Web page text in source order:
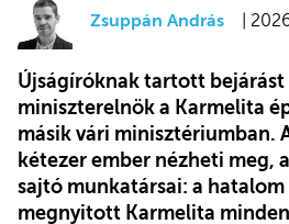
Zsuppán András |
Újságíróknak tartott bejárást
miniszterelnök a Karmelita
másik vári minisztériumban.
kétezer ember nézheti meg,
sajtó munkatársai: a
megnyitott Karmelita